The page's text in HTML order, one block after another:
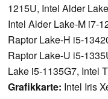
Forum
1215U, Intel Alder
Intel Alder Lake-M i7-
Raptor Lake-H i5-
Raptor Lake-U i5-
Lake i5-1135G7, Intel
Grafikkarte: Intel Iris